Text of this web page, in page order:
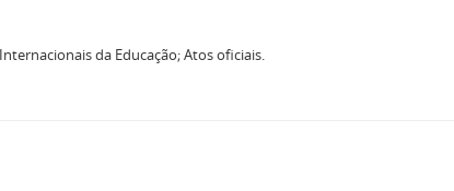
da Educação; Atos oficiais.